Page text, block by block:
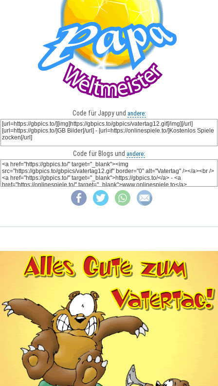
Code für Jappy und andere:
Code für Blogs und andere: